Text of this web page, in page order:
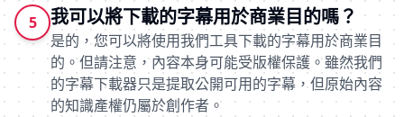
5 我可以將下載的字幕用於商業目的嗎？
是的，您可以將使用我們工具下載的字幕用於商業目
的。但請注意，內容本身可能受版權保護。雖然我們
的字幕下載器只是提取公開可用的字幕，但原始內容
的知識產權仍屬於創作者。